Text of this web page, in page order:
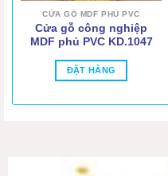
CỬA GỖ MDF PHỦ PVC
Cửa gỗ công nghiệp
MDF phủ PVC KD.1047
ĐẶT HÀNG